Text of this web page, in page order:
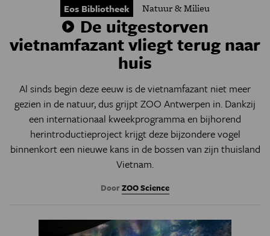
Eos Bibliotheek Natuur & Milieu
De uitgestorven
vietnamfazant vliegt terug naar
huis
Al sinds begin deze eeuw is de vietnamfazant niet meer
gezien in de natuur, dus grijpt ZOO Antwerpen in. Dankzij
een internationaal kweekprogramma en bijhorend
herintroductieproject krijgt deze bijzondere vogel
binnenkort een nieuwe kans in de bossen van zijn thuisland
Vietnam.
DoorZOO Science